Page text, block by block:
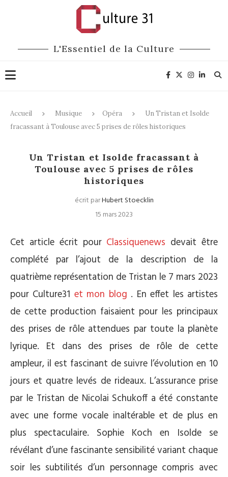
L'Essentiel de la Culture
Accueil Musique Opéra
Un Tristan et Isolde
fracassant à Toulouse avec 5 prises de rôles historiques
Un Tristan et Isolde fracassant à
Toulouse avec 5 prises de rôles
historiques
écrit parHubert Stoecklin
15 mars 2023
Cet article écrit pour Classiquenews devait être
complété par l’ajout de la description de la
quatrième représentation de Tristan le 7 mars 2023
pour Culture31 et mon blog . En effet les artistes
de cette production faisaient pour les principaux
des prises de rôle attendues par toute la planète
lyrique. Et dans des prises de rôle de cette
ampleur, il est fascinant de suivre l’évolution en 10
jours et quatre levés de rideaux. L’assurance prise
par le Tristan de Nicolai Schukoff a été constante
avec une forme vocale inaltérable et de plus en
plus spectaculaire. Sophie Koch en Isolde se
révélant d’une fascinante sensibilité variant chaque
soir les subtilités d’un personnage compris avec